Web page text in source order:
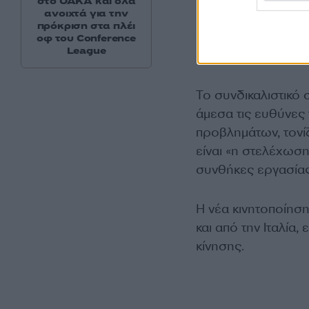
στιγμής δεν έχει
Το συνδικαλιστικό
άμεσα τις
προβλημάτων,
είναι «η
συνθήκες
Η νέα
και από την
κίνησης.
ανοιχτά για την
πρόκριση στα πλέι
οφ του Conference
League